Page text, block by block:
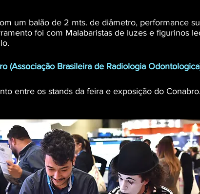
um balão de 2 mts. de diâmetro, performance
foi com Malabaristas de luzes e figurinos
(Associação Brasileira de Radiologia
entre os stands da feira e exposição do Conabro.